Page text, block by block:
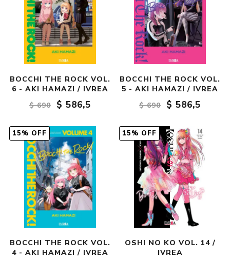
BOCCHI THE ROCK VOL.
6 - AKI HAMAZI / IVREA
$ 690
$ 586,5
BOCCHI THE ROCK VOL.
5 - AKI HAMAZI / IVREA
$ 690
$ 586,5
15% OFF
BOCCHI THE ROCK VOL.
4 - AKI HAMAZI / IVREA
15% OFF
OSHI NO KO VOL. 14 /
IVREA